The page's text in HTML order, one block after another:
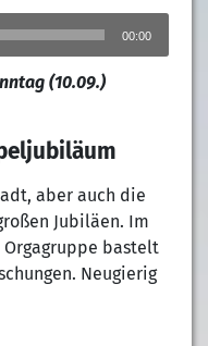
00:00
(10.09.)
aber auch die
Jubiläen. Im
bastelt
Neugierig